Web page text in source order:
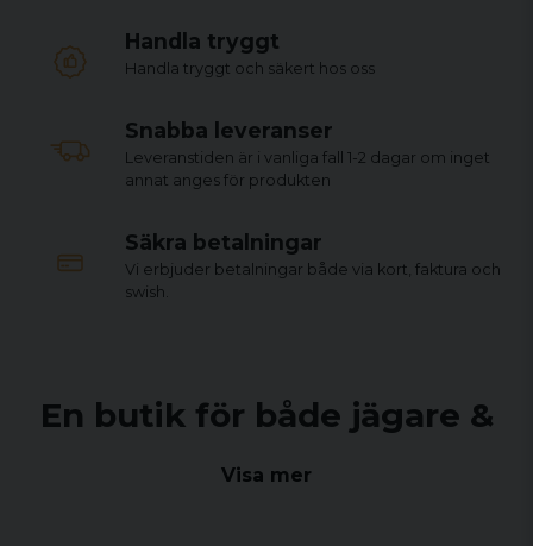
Handla tryggt
Handla tryggt och säkert hos oss
Snabba leveranser
Leveranstiden är i vanliga fall 1-2 dagar om inget
annat anges för produkten
Säkra betalningar
Vi erbjuder betalningar både via kort, faktura och
swish.
En butik för både jägare &
sportskyttar
Visa mer